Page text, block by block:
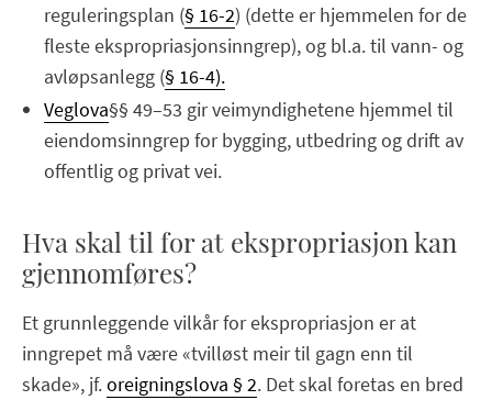
reguleringsplan (§ 16-2) (dette er hjemmelen for de
fleste ekspropriasjonsinngrep), og bl.a. til vann- og
avløpsanlegg (§ 16-4).
Veglova§§ 49–53 gir veimyndighetene hjemmel til
eiendomsinngrep for bygging, utbedring og drift av
offentlig og privat vei.
Hva skal til for at ekspropriasjon kan
gjennomføres?
Et grunnleggende vilkår for ekspropriasjon er at
inngrepet må være «tvilløst meir til gagn enn til
skade», jf.oreigningslova § 2. Det skal foretas en bred